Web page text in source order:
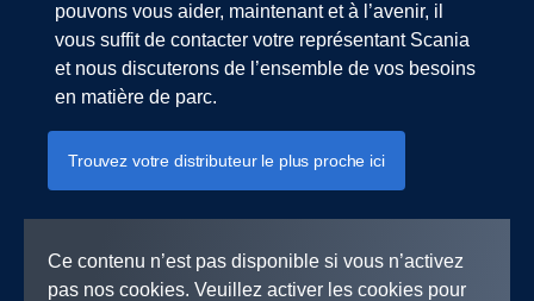
pouvons vous aider, maintenant et à l’avenir, il
vous suffit de contacter votre représentant Scania
et nous discuterons de l’ensemble de vos besoins
en matière de parc.
Trouvez votre distributeur le plus proche ici
Ce contenu n’est pas disponible si vous n’activez
pas nos cookies. Veuillez activer les cookies pour